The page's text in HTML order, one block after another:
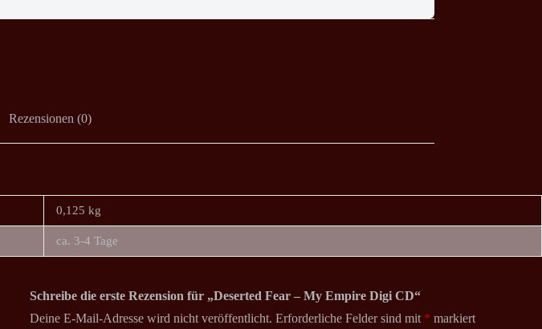
Rezensionen (0)
0,125 kg
ca. 3-4 Tage
Schreibe die erste Rezension für „Deserted Fear – My Empire Digi CD“
Deine E-Mail-Adresse wird nicht veröffentlicht. Erforderliche Felder sind mit * markiert